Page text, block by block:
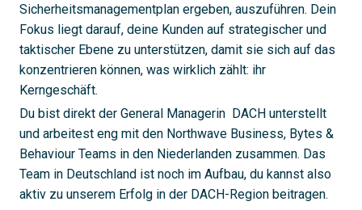
Sicherheitsmanagementplan ergeben, auszuführen. Dein
Fokus liegt darauf, deine Kunden auf strategischer und
taktischer Ebene zu unterstützen, damit sie sich auf das
konzentrieren können, was wirklich zählt: ihr
Kerngeschäft.
Du bist direkt der General Managerin DACH unterstellt
und arbeitest eng mit den Northwave Business, Bytes &
Behaviour Teams in den Niederlanden zusammen. Das
Team in Deutschland ist noch im Aufbau, du kannst also
aktiv zu unserem Erfolg in der DACH-Region beitragen.